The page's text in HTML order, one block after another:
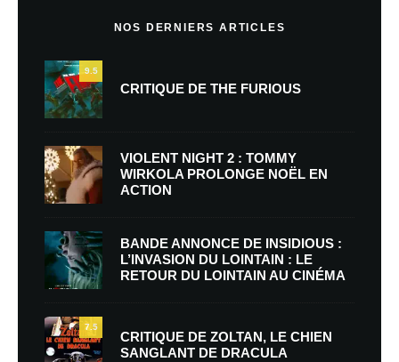
NOS DERNIERS ARTICLES
9.5
CRITIQUE DE THE FURIOUS
VIOLENT NIGHT 2 : TOMMY
WIRKOLA PROLONGE NOËL EN
ACTION
BANDE ANNONCE DE INSIDIOUS :
L’INVASION DU LOINTAIN : LE
RETOUR DU LOINTAIN AU CINÉMA
7.5
CRITIQUE DE ZOLTAN, LE CHIEN
SANGLANT DE DRACULA